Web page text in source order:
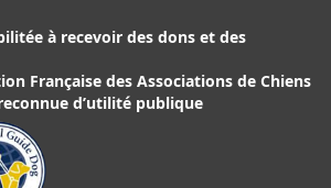
à recevoir des dons et des
Française des Associations de Chiens
d’utilité publique